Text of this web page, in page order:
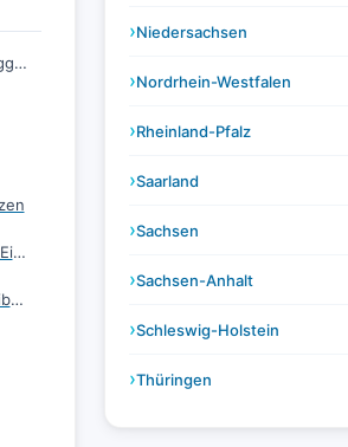
Bad Gottleuba-Berggießhübel
Bernstadt auf dem Eigen
Blauenthal, Stadt Eibenstock
Niedersachsen
Nordrhein-Westfalen
Rheinland-Pfalz
Saarland
Sachsen
Sachsen-Anhalt
Schleswig-Holstein
Thüringen